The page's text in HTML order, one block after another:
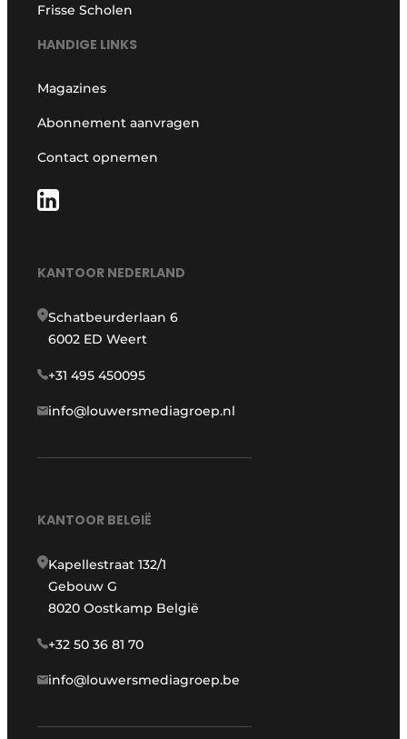
Frisse Scholen
HANDIGE LINKS
Magazines
Abonnement aanvragen
Contact opnemen
KANTOOR NEDERLAND
Schatbeurderlaan 6
6002 ED Weert
+31 495 450095
info@louwersmediagroep.nl
KANTOOR BELGIË
Kapellestraat 132/1
Gebouw G
8020 Oostkamp België
+32 50 36 81 70
info@louwersmediagroep.be